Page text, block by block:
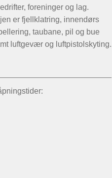
foreninger og lag.
er fjellklatring, innendørs
taubane, pil og bue
luftgevær og luftpistolskyting.